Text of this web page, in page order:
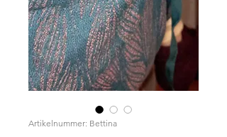
Artikelnummer: Bettina